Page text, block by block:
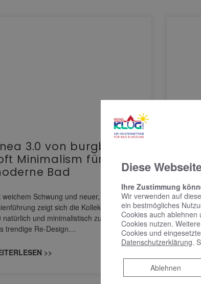
3.0 von burgbad:
Minimalism für das
Bad
weichem Schwung und neuer, markanter
zeigt sich die Kollektion Sinea
natürlich und minimalistisch zugleich.
trendige Re-Design…
>>
mit
Diese
Ihre Zustimmung
Wir verwenden auf
ein bestmögliches
Cookies auch ablehnen
Cookies nutzen.
Cookies und
Datenschutzerklärung.
Ablehnen
Ablehnen